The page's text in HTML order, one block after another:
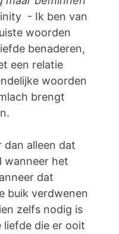
- Ik ben van
woorden
benaderen,
een relatie
woorden
brengt
dan alleen dat
wanneer het
dat
buik verdwenen
zelfs nodig is
liefde die er ooit